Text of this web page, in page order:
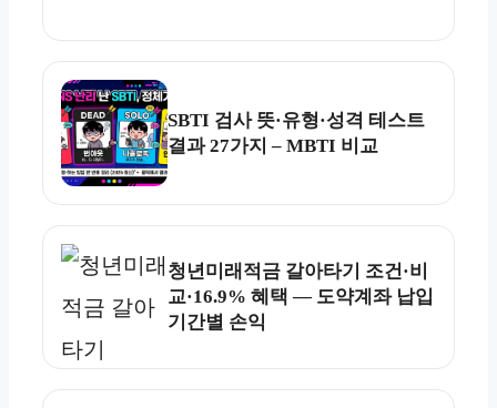
SBTI 검사 뜻·유형·성격 테스트
결과 27가지 – MBTI 비교
청년미래적금 갈아타기 조건·비
교·16.9% 혜택 — 도약계좌 납입
기간별 손익